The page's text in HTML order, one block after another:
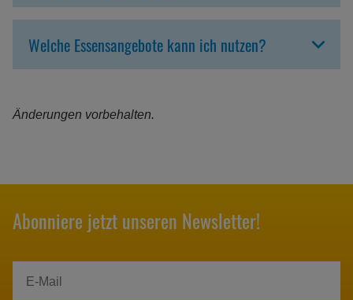
Welche Essensangebote kann ich nutzen?
Änderungen vorbehalten.
Abonniere jetzt unseren Newsletter!